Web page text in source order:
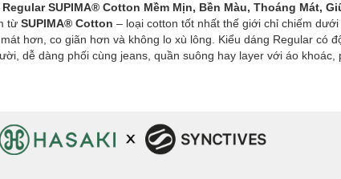
SUPIMA® Cotton Mềm Mịn, Bền Màu, Thoáng Mát,
từ SUPIMA® Cotton – loại cotton tốt nhất thế giới chỉ chiếm
hơn, co giãn hơn và không lo xù lông. Kiểu dáng Regular có
dễ dàng phối cùng jeans, quần suông hay layer với áo